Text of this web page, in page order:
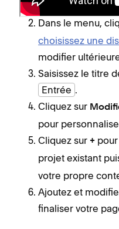
laquelle vous
Dans le menu,
choisissez une
modifier
Saisissez le titre
Entrée .
Cliquez sur
pour
Cliquez sur + pour
projet existant
votre propre
Ajoutez et
finaliser votre